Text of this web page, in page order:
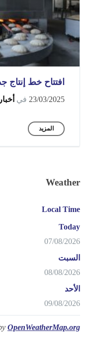
افتتاح خط إنتاج
23/03/2025 في
المزيد
Weather
Local Time
Today
07/08/2026
السبت
08/08/2026
الأحد
09/08/2026
OpenWeatherMap.org